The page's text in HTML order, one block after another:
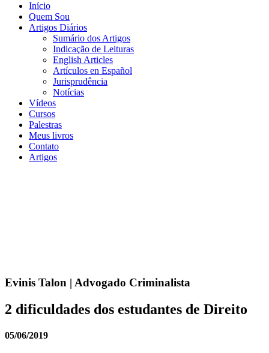
Início
Quem Sou
Artigos Diários
Sumário dos Artigos
Indicação de Leituras
English Articles
Artículos en Español
Jurisprudência
Notícias
Vídeos
Cursos
Palestras
Meus livros
Contato
Artigos
Evinis Talon | Advogado Criminalista
2 dificuldades dos estudantes de Direito
05/06/2019